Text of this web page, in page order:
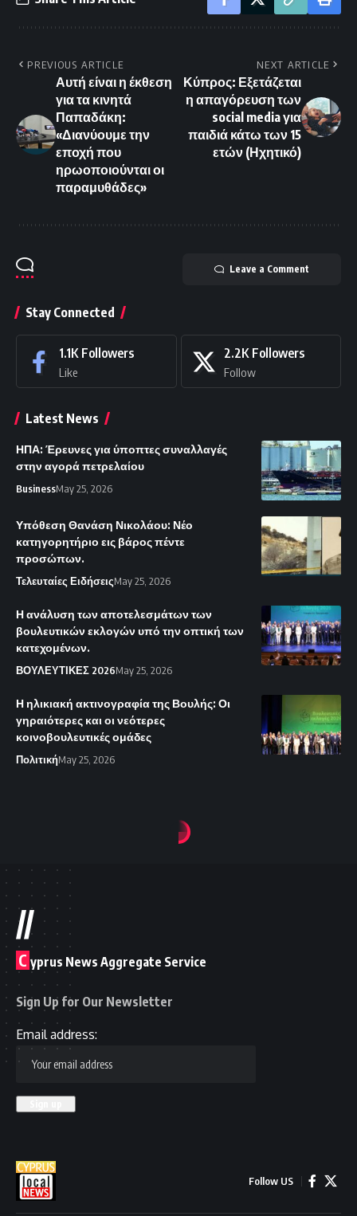
PREVIOUS ARTICLE
Αυτή είναι η έκθεση
για τα κινητά
Παπαδάκη:
«Διανύουμε την
εποχή που
ηρωοποιούνται οι
παραμυθάδες»
NEXT ARTICLE
Κύπρος: Εξετάζεται
η απαγόρευση των
social media για
παιδιά κάτω των 15
ετών (Ηχητικό)
Leave a Comment
Stay Connected
1.1K Followers
Like
2.2K Followers
Follow
Latest News
ΗΠΑ: Έρευνες για ύποπτες συναλλαγές
στην αγορά πετρελαίου
BusinessMay 25, 2026
Υπόθεση Θανάση Νικολάου: Νέο
κατηγορητήριο εις βάρος πέντε
προσώπων.
Τελευταίες ΕιδήσειςMay 25, 2026
Η ανάλυση των αποτελεσμάτων των
βουλευτικών εκλογών υπό την οπτική των
κατεχομένων.
ΒΟΥΛΕΥΤΙΚΕΣ 2026May 25, 2026
Η ηλικιακή ακτινογραφία της Βουλής: Οι
γηραιότερες και οι νεότερες
κοινοβουλευτικές ομάδες
ΠολιτικήMay 25, 2026
//
C yprus News Aggregate Service
Sign Up for Our Newsletter
Email address:
Follow US